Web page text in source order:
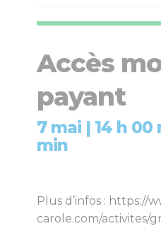
Accès
payant
7 mai | 14 h 00
min
Plus d’infos : https://
carole.com/activites/